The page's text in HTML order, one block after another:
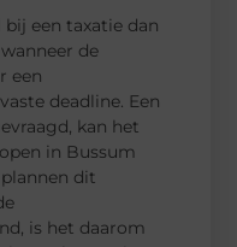
een taxatie dan
de
een
deadline. Een
kan het
in Bussum
dit
is het daarom